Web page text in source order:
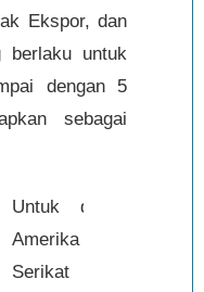
Ekspor, dan
berlaku untuk
dengan 5
sebagai
Untuk dolar
Amerika
Serikat